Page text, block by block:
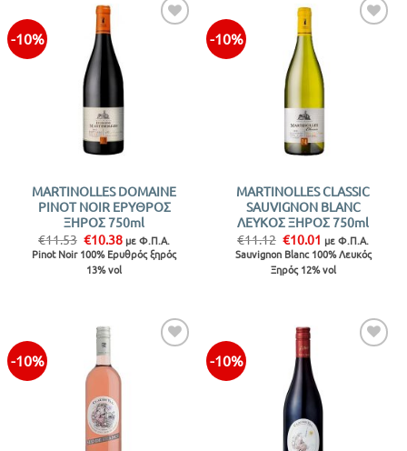
-10%
MARTINOLLES DOMAINE
PINOT NOIR ΕΡΥΘΡΟΣ
ΞΗΡΟΣ 750ml
€11.53 Original
price
was:
€11.53.
€10.38Η
τρέχουσα
τιμή
με Φ.Π.Α.
Pinot Noir 100% Ερυθρός ξηρός
13% vol
-10%
MARTINOLLES CLASSIC
SAUVIGNON BLANC
ΛΕΥΚΟΣ ΞΗΡΟΣ 750ml
€11.12 Original
price
was:
€11.12.
€10.01 Η
τρέχουσα
τιμή
είναι:
με Φ.Π.Α.
Sauvignon Blanc 100% Λευκός
Ξηρός 12% vol
-10% -10%